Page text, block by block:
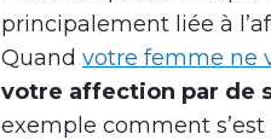
principalement liée à
Quand votre femme ne
votre affection par de
exemple comment